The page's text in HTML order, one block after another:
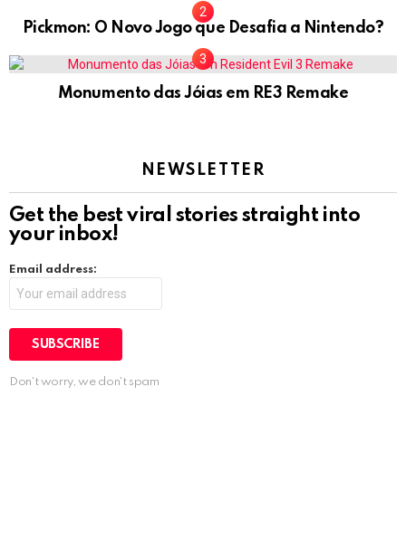
Pickmon: O Novo Jogo que Desafia a Nintendo?
Monumento das Jóias em RE3 Remake
NEWSLETTER
Get the best viral stories straight into
your inbox!
Email address:
Don't worry, we don't spam